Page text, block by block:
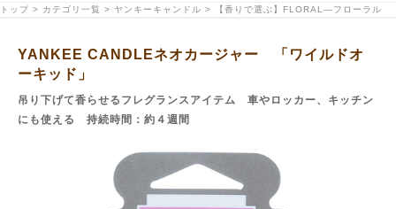
トップ > カテゴリ一覧 > ヤンキーキャンドル > 【香りで選ぶ】FLORAL―フローラル
YANKEE CANDLEネオカージャー 「ワイルドオ
ーキッド」
吊り下げて香らせるフレグランスアイテム 車やロッカー、キッチン
にも使える 持続時間：約４週間